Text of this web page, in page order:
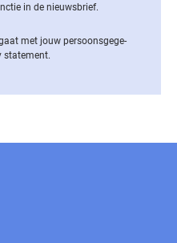
in de nieuwsbrief.
met jouw per­soons­ge­ge­
statement.